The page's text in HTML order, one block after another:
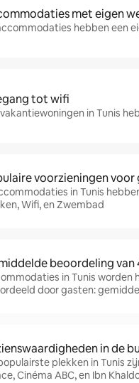
met eigen
hebben een
tot wifi
in Tunis
voorzieningen voor
in Tunis
Wifi, en Zwembad
beoordeling van
in Tunis worden
door gasten:
in de
plekken in Tunis
Cinéma ABC, en Ibn